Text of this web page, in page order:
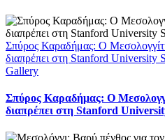
Σπύρος Καραδήμας: Ο
διαπρέπει στη Stanford University
Gallery
Σπύρος Καραδήμας: Ο
διαπρέπει στη Stanford